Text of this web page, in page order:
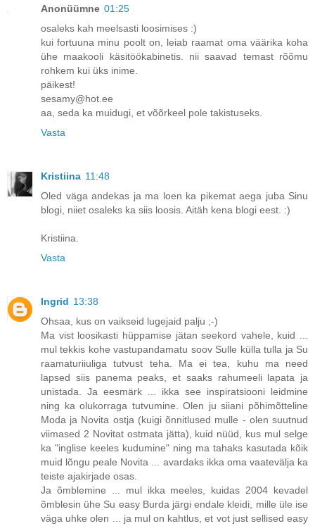
Anonüümne 01:25
osaleks kah meelsasti loosimises :)
kui fortuuna minu poolt on, leiab raamat oma väärika koha
ühe maakooli käsitöökabinetis. nii saavad temast rõõmu
rohkem kui üks inime.
päikest!
sesamy@hot.ee
aa, seda ka muidugi, et võõrkeel pole takistuseks.
Vasta
Kristiina 11:48
Oled väga andekas ja ma loen ka pikemat aega juba Sinu
blogi, niiet osaleks ka siis loosis. Aitäh kena blogi eest. :)
Kristiina.
Vasta
Ingrid 13:38
Ohsaa, kus on vaikseid lugejaid palju ;-)
Ma vist loosikasti hüppamise jätan seekord vahele, kuid ...
mul tekkis kohe vastupandamatu soov Sulle külla tulla ja Su
raamaturiiuliga tutvust teha. Ma ei tea, kuhu ma need
lapsed siis panema peaks, et saaks rahumeeli lapata ja
unistada. Ja eesmärk ... ikka see inspiratsiooni leidmine
ning ka olukorraga tutvumine. Olen ju siiani põhimõtteline
Moda ja Novita ostja (kuigi õnnitlused mulle - olen suutnud
viimased 2 Novitat ostmata jätta), kuid nüüd, kus mul selge
ka "inglise keeles kudumine" ning ma tahaks kasutada kõik
muid lõngu peale Novita ... avardaks ikka oma vaatevälja ka
teiste ajakirjade osas.
Ja õmblemine ... mul ikka meeles, kuidas 2004 kevadel
õmblesin ühe Su easy Burda järgi endale kleidi, mille üle ise
väga uhke olen ... ja mul on kahtlus, et vot just sellised easy